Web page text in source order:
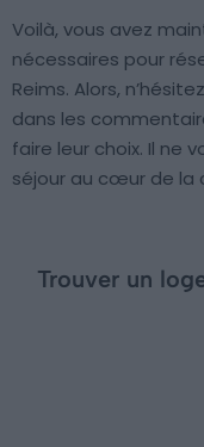
Voilà, vous avez
nécessaires pour
Reims. Alors,
dans les
faire leur choix. Il ne
séjour au cœur de la
Trouver un